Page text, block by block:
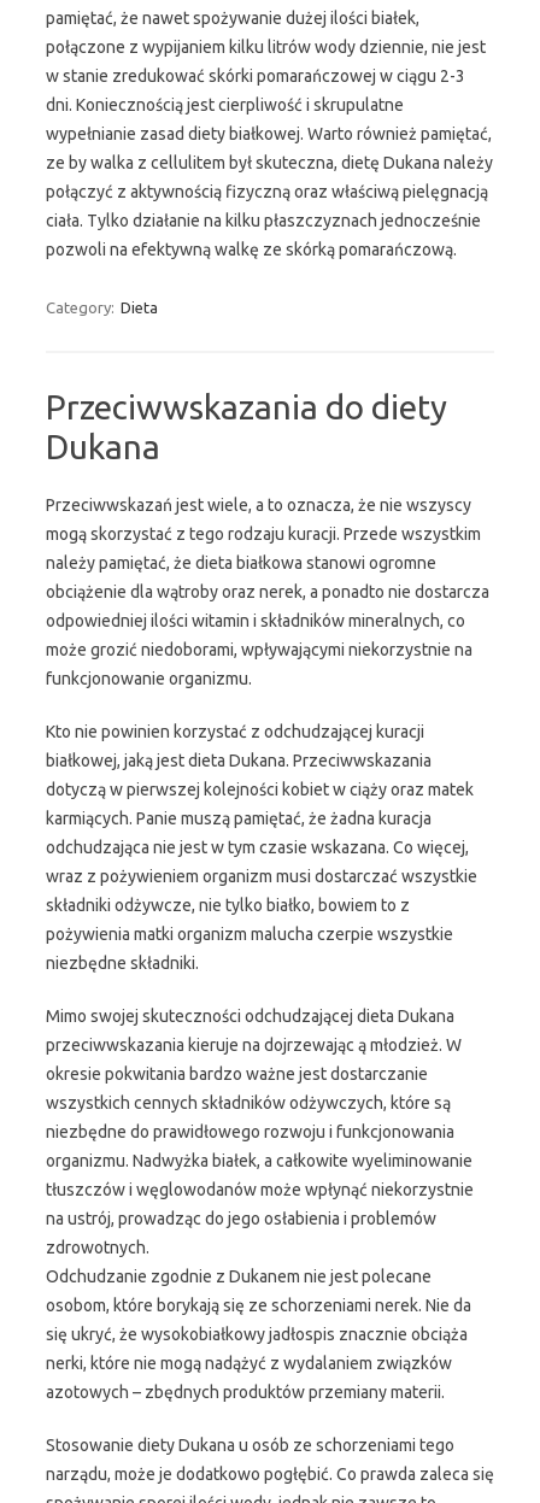
pamiętać, że nawet spożywanie dużej ilości białek,
połączone z wypijaniem kilku litrów wody dziennie, nie jest
w stanie zredukować skórki pomarańczowej w ciągu 2-3
dni. Koniecznością jest cierpliwość i skrupulatne
wypełnianie zasad diety białkowej. Warto również pamiętać,
ze by walka z cellulitem był skuteczna, dietę Dukana należy
połączyć z aktywnością fizyczną oraz właściwą pielęgnacją
ciała. Tylko działanie na kilku płaszczyznach jednocześnie
pozwoli na efektywną walkę ze skórką pomarańczową.
Category: Dieta
Przeciwwskazania do diety
Dukana
Przeciwwskazań jest wiele, a to oznacza, że nie wszyscy
mogą skorzystać z tego rodzaju kuracji. Przede wszystkim
należy pamiętać, że dieta białkowa stanowi ogromne
obciążenie dla wątroby oraz nerek, a ponadto nie dostarcza
odpowiedniej ilości witamin i składników mineralnych, co
może grozić niedoborami, wpływającymi niekorzystnie na
funkcjonowanie organizmu.
Kto nie powinien korzystać z odchudzającej kuracji
białkowej, jaką jest dieta Dukana. Przeciwwskazania
dotyczą w pierwszej kolejności kobiet w ciąży oraz matek
karmiących. Panie muszą pamiętać, że żadna kuracja
odchudzająca nie jest w tym czasie wskazana. Co więcej,
wraz z pożywieniem organizm musi dostarczać wszystkie
składniki odżywcze, nie tylko białko, bowiem to z
pożywienia matki organizm malucha czerpie wszystkie
niezbędne składniki.
Mimo swojej skuteczności odchudzającej dieta Dukana
przeciwwskazania kieruje na dojrzewając ą młodzież. W
okresie pokwitania bardzo ważne jest dostarczanie
wszystkich cennych składników odżywczych, które są
niezbędne do prawidłowego rozwoju i funkcjonowania
organizmu. Nadwyżka białek, a całkowite wyeliminowanie
tłuszczów i węglowodanów może wpłynąć niekorzystnie
na ustrój, prowadząc do jego osłabienia i problemów
zdrowotnych.
Odchudzanie zgodnie z Dukanem nie jest polecane
osobom, które borykają się ze schorzeniami nerek. Nie da
się ukryć, że wysokobiałkowy jadłospis znacznie obciąża
nerki, które nie mogą nadążyć z wydalaniem związków
azotowych – zbędnych produktów przemiany materii.
Stosowanie diety Dukana u osób ze schorzeniami tego
narządu, może je dodatkowo pogłębić. Co prawda zaleca się